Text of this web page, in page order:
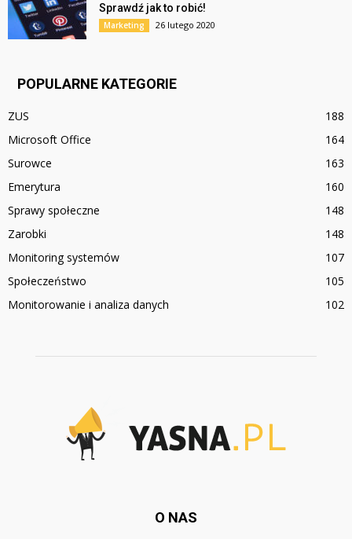
Sprawdź jak to robić!
Marketing 26 lutego 2020
POPULARNE KATEGORIE
ZUS
188
Microsoft Office
164
Surowce
163
Emerytura
160
Sprawy społeczne
148
Zarobki
148
Monitoring systemów
107
Społeczeństwo
105
Monitorowanie i analiza danych
102
O NAS